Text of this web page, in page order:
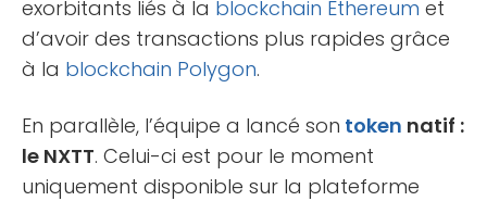
exorbitants liés à la blockchain Ethereum et
d’avoir des transactions plus rapides grâce
à la blockchain Polygon.
En parallèle, l’équipe a lancé son token natif :
le NXTT. Celui-ci est pour le moment
uniquement disponible sur la plateforme